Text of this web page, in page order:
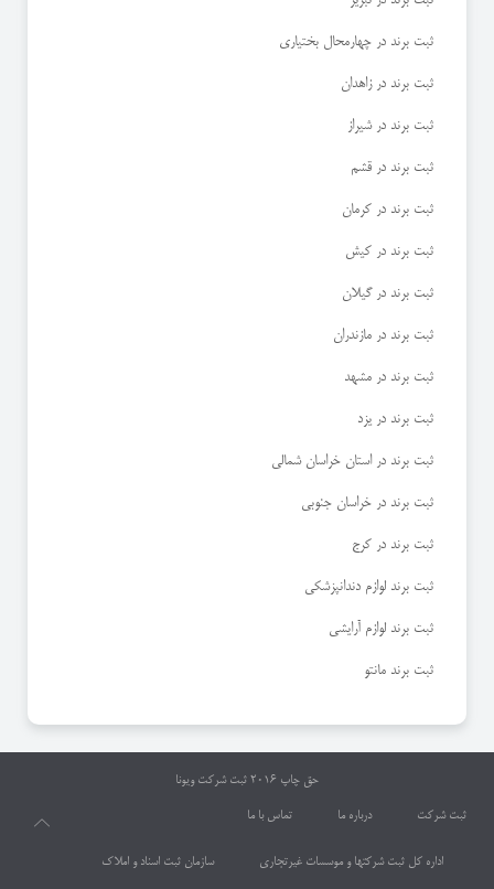
ثبت برند در چهارمحال بختیاری
ثبت برند در زاهدان
ثبت برند در شیراز
ثبت برند در قشم
ثبت برند در کرمان
ثبت برند در کیش
ثبت برند در گیلان
ثبت برند در مازندران
ثبت برند در مشهد
ثبت برند در یزد
ثبت برند در استان خراسان شمالی
ثبت برند در خراسان جنوبی
ثبت برند در کرج
ثبت برند لوازم دندانپزشکی
ثبت برند لوازم آرایشی
ثبت برند مانتو
حق چاپ 2016 ثبت شرکت ویونا
ثبت شرکت درباره ما تماس با ما
اداره کل ثبت شرکتها و موسسات غیرتجاری سازمان ثبت اسناد و املاک